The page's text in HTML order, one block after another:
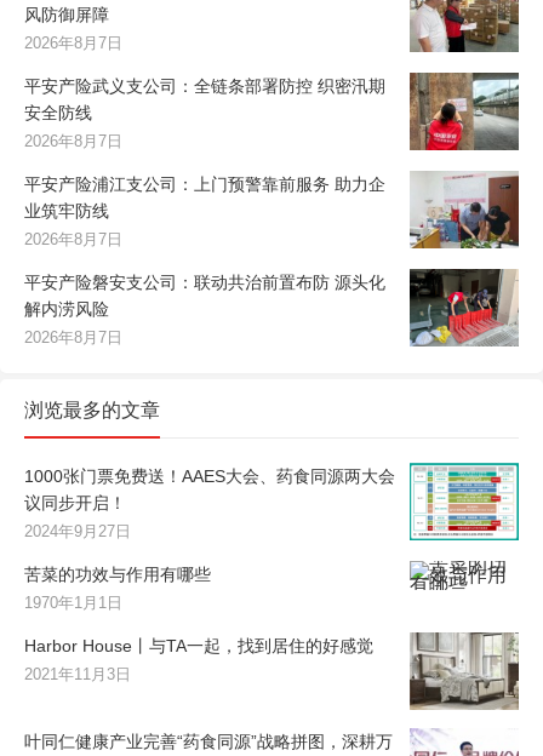
风防御屏障
2026年8月7日
平安产险武义支公司：全链条部署防控 织密汛期
安全防线
2026年8月7日
平安产险浦江支公司：上门预警靠前服务 助力企
业筑牢防线
2026年8月7日
平安产险磐安支公司：联动共治前置布防 源头化
解内涝风险
2026年8月7日
浏览最多的文章
1000张门票免费送！AAES大会、药食同源两大会
议同步开启！
2024年9月27日
苦菜的功效与作用有哪些
1970年1月1日
Harbor House丨与TA一起，找到居住的好感觉
2021年11月3日
叶同仁健康产业完善“药食同源”战略拼图，深耕万